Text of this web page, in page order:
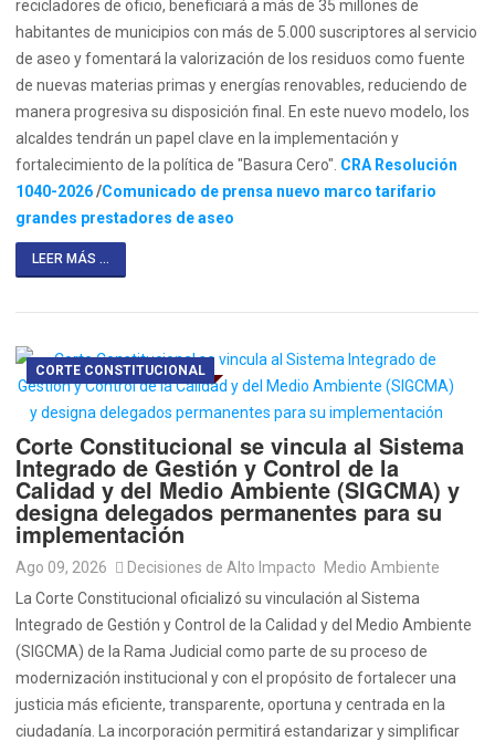
recicladores de oficio, beneficiará a más de 35 millones de
habitantes de municipios con más de 5.000 suscriptores al servicio
de aseo y fomentará la valorización de los residuos como fuente
de nuevas materias primas y energías renovables, reduciendo de
manera progresiva su disposición final. En este nuevo modelo, los
alcaldes tendrán un papel clave en la implementación y
fortalecimiento de la política de "Basura Cero". CRA Resolución
1040-2026/Comunicado de prensa nuevo marco tarifario
grandes prestadores de aseo
LEER MÁS ...
CORTE CONSTITUCIONAL
Corte Constitucional se vincula al Sistema
Integrado de Gestión y Control de la
Calidad y del Medio Ambiente (SIGCMA) y
designa delegados permanentes para su
implementación
Ago 09, 2026 Decisiones de Alto Impacto
Medio Ambiente
La Corte Constitucional oficializó su vinculación al Sistema
Integrado de Gestión y Control de la Calidad y del Medio Ambiente
(SIGCMA) de la Rama Judicial como parte de su proceso de
modernización institucional y con el propósito de fortalecer una
justicia más eficiente, transparente, oportuna y centrada en la
ciudadanía. La incorporación permitirá estandarizar y simplificar